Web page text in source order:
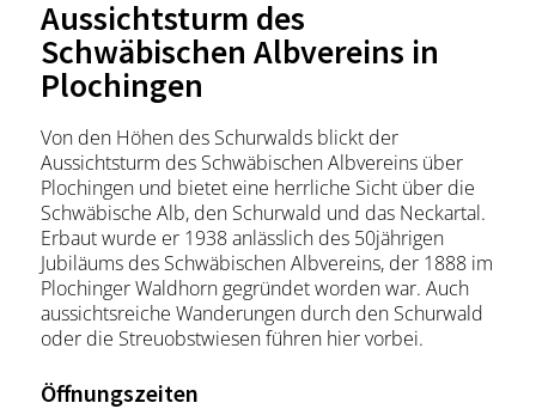
Wandern
Aussichtsturm des
Schwäbischen Albvereins in
Plochingen
Von den Höhen des Schurwalds blickt der
Aussichtsturm des Schwäbischen Albvereins über
Plochingen und bietet eine herrliche Sicht über die
Schwäbische Alb, den Schurwald und das Neckartal.
Erbaut wurde er 1938 anlässlich des 50jährigen
Jubiläums des Schwäbischen Albvereins, der 1888 im
Plochinger Waldhorn gegründet worden war. Auch
aussichtsreiche Wanderungen durch den Schurwald
oder die Streuobstwiesen führen hier vorbei.
Öffnungszeiten